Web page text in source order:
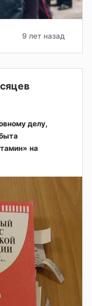
9 лет назад
делу,
на